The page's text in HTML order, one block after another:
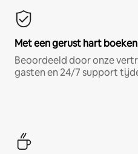
Met een gerust hart boeken
Beoordeeld door onze
gasten en 24/7 support